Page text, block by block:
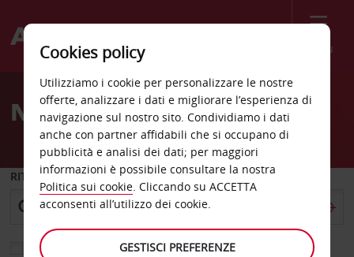
Menù
Welcome
AvisNoleggio auto Walvis Bay
RITIRO DA
Scegli una località di riconsegna diversa
Cookies policy
Utilizziamo i cookie per personalizzare le nostre
offerte, analizzare i dati e migliorare l’esperienza di
navigazione sul nostro sito. Condividiamo i dati
anche con partner affidabili che si occupano di
pubblicità e analisi dei dati; per maggiori
informazioni è possibile consultare la nostra
Politica sui cookie. Cliccando su ACCETTA
acconsenti all’utilizzo dei cookie.
GESTISCI PREFERENZE